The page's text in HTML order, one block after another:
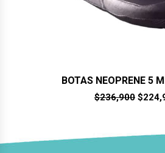
BOTAS NEOPRENE 5
$236,900 El
$